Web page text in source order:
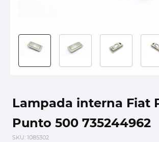
Lampada interna Fiat
Punto 500 735244962
SKU: 1085302